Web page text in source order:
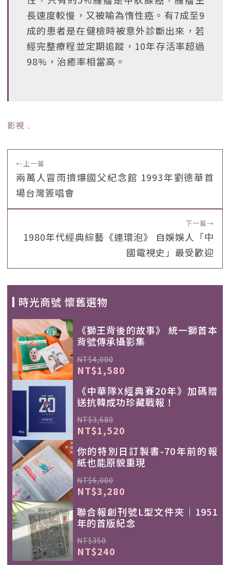
長速度較慢，又被喻為惰性癌。有7成至9
成的患者是在健檢時被意外診斷出來，若
經完整療程並定期追蹤，10年存活率超過
98%，治癒率相當高。
影視 ﹒
←上一篇
兩萬人冒雨擠爆國父紀念館 1993年劉德華首
場台灣簽唱會
下一篇→
1980年代經典綜藝《連環泡》 自娛娛人「中
國電視史」最受歡迎
時光商號 懷舊選物
《獅王背後的故事》 統一獅首本
背號傳承攝影集
NT$4,000
NT$1,580
《中華隊X經典賽20年》加碼贈
送抗韓成功珍藏戰報！
NT$3,680
NT$1,520
你的特別日訂製書-70年前的報
紙也能原貌重現
NT$6,000
NT$3,280
聯合報創刊號L型文件夾｜1951
年的首版紀念
NT$350
NT$240